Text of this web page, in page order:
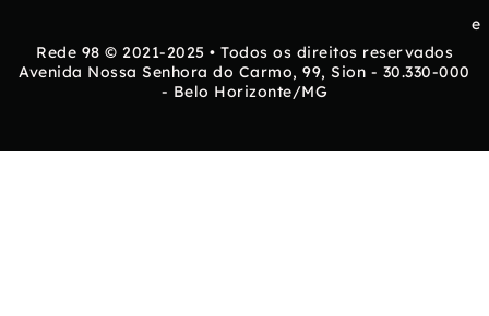
e
Rede 98 © 2021-2025 • Todos os direitos reservados
Avenida Nossa Senhora do Carmo, 99, Sion - 30.330-000
- Belo Horizonte/MG